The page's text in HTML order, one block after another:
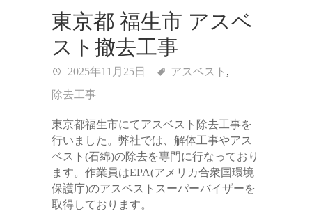
東京都 福生市 アスベ
スト撤去工事
2025年11月25日 アスベスト ,
除去工事
東京都福生市にてアスベスト除去工事を
行いました。弊社では、解体工事やアス
ベスト(石綿)の除去を専門に行なっており
ます。作業員はEPA(アメリカ合衆国環境
保護庁)のアスベストスーパーバイザーを
取得しております。